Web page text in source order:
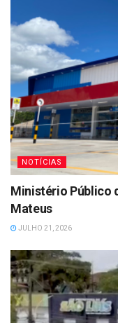
NOTÍCIAS
Ministério Público
Mateus
JULHO 21, 2026